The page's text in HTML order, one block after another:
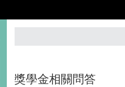
獎學金相關問答